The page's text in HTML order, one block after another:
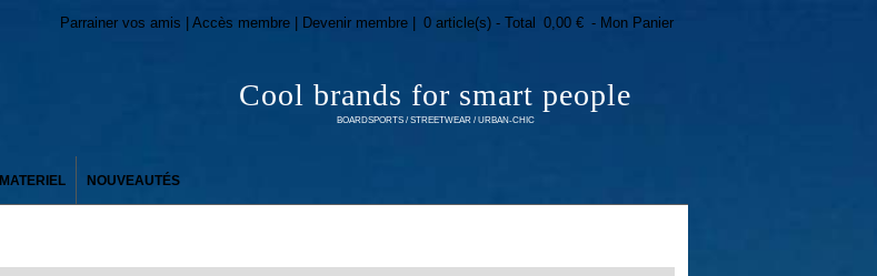
Cool brands for smart people
BOARDSPORTS / STREETWEAR / URBAN-CHIC
Parrainer vos amis | Accès membre | Devenir membre | 0 article(s) - Total 0,00 € - Mon Panier
MATERIEL NOUVEAUTÉS